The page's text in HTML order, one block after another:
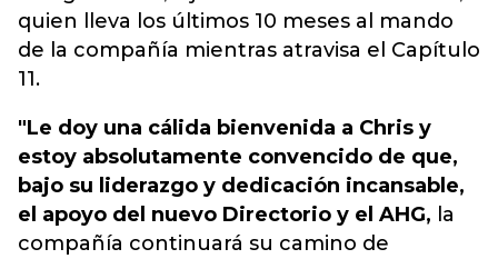
quien lleva los últimos 10 meses al mando
de la compañía mientras atravisa el Capítulo
11.
"Le doy una cálida bienvenida a Chris y
estoy absolutamente convencido de que,
bajo su liderazgo y dedicación incansable,
el apoyo del nuevo Directorio y el AHG, la
compañía continuará su camino de